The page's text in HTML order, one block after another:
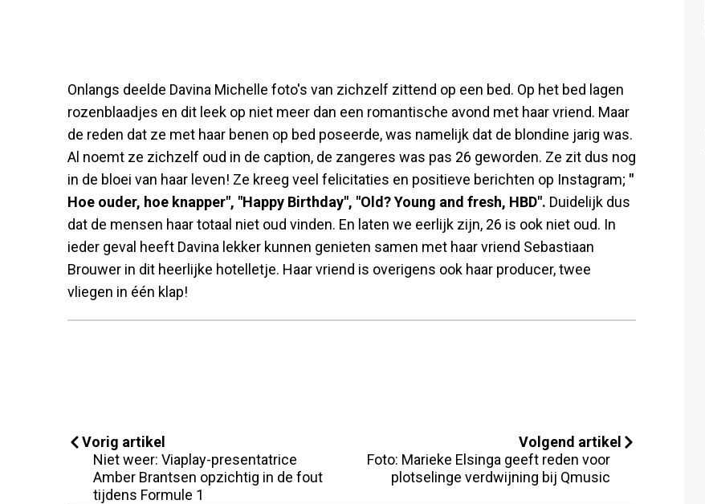
Onlangs deelde Davina Michelle foto's van zichzelf zittend op een bed. Op het bed lagen
rozenblaadjes en dit leek op niet meer dan een romantische avond met haar vriend. Maar
de reden dat ze met haar benen op bed poseerde, was namelijk dat de blondine jarig was.
Al noemt ze zichzelf oud in de caption, de zangeres was pas 26 geworden. Ze zit dus nog
in de bloei van haar leven! Ze kreeg veel felicitaties en positieve berichten op Instagram; "
Hoe ouder, hoe knapper", "Happy Birthday", "Old? Young and fresh, HBD". Duidelijk dus
dat de mensen haar totaal niet oud vinden. En laten we eerlijk zijn, 26 is ook niet oud. In
ieder geval heeft Davina lekker kunnen genieten samen met haar vriend Sebastiaan
Brouwer in dit heerlijke hotelletje. Haar vriend is overigens ook haar producer, twee
vliegen in één klap!
Vorig artikel
Niet weer: Viaplay-presentatrice
Amber Brantsen opzichtig in de fout
tijdens Formule 1
Volgend artikel
Foto: Marieke Elsinga geeft reden voor
plotselinge verdwijning bij Qmusic